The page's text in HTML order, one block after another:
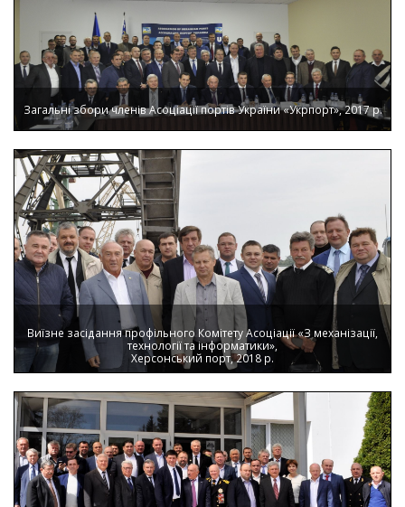
Загальні збори членів Асоціації портів України «Укрпорт», 2017 р.
Виїзне засідання профільного Комітету Асоціації «З механізації,
технології та інформатики»,
Херсонський порт, 2018 р.